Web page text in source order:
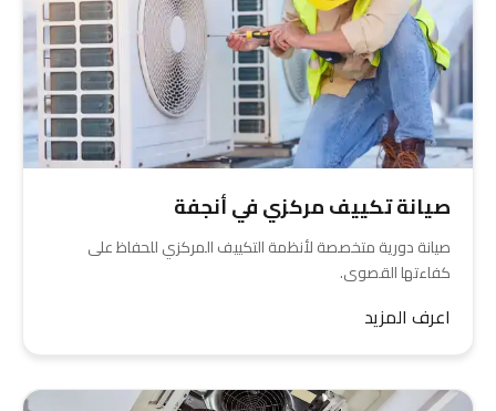
صيانة تكييف مركزي في أنجفة
صيانة دورية متخصصة لأنظمة التكييف المركزي للحفاظ على
كفاءتها القصوى.
اعرف المزيد